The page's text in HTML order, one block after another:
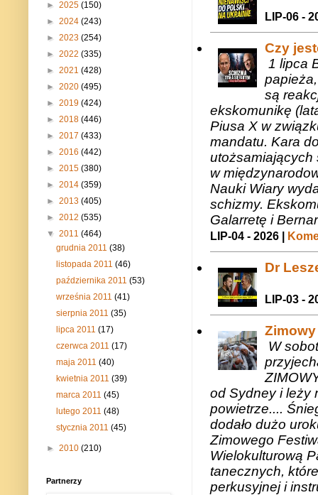
LIP-06 -
Czy
1 lipca
są
ekskomunikę
Piusa X w
mandatu. Kara
utożsamiających
w
Nauki Wiary
schizmy.
Galarretę i
LIP-04 - 2026 |
Dr
LIP-03 -
W
od Sydney i leży
powietrze....
dodało dużo
Zimowego
Wielokulturową
tanecznych,
perkusyjnej i
► 2025 (150)
► 2024 (243)
► 2023 (254)
► 2022 (335)
► 2021 (428)
► 2020 (495)
► 2019 (424)
► 2018 (446)
► 2017 (433)
► 2016 (442)
► 2015 (380)
► 2014 (359)
► 2013 (405)
► 2012 (535)
▼ 2011 (464)
grudnia 2011(38)
listopada 2011(46)
października 2011(53)
września 2011(41)
sierpnia 2011(35)
lipca 2011(17)
czerwca 2011(17)
maja 2011(40)
kwietnia 2011(39)
marca 2011(45)
lutego 2011(48)
stycznia 2011(45)
► 2010 (210)
Partnerzy